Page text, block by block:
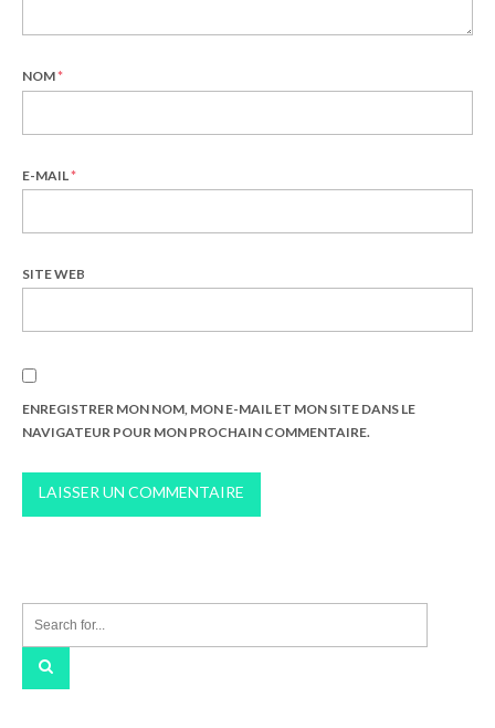
NOM*
E-MAIL*
SITE WEB
ENREGISTRER MON NOM, MON E-MAIL ET MON SITE DANS LE
NAVIGATEUR POUR MON PROCHAIN COMMENTAIRE.